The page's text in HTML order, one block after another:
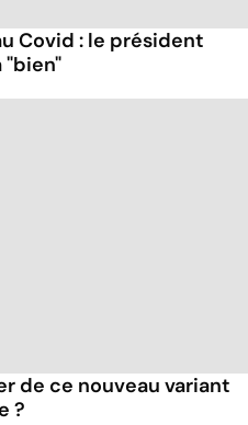
Covid : le président
"bien"
de ce nouveau variant
?